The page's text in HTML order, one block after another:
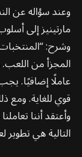
وعند سؤاله عن
مارتينيز إلى
وشرح:
المجزأ من
عاملًا إضافيًا.
قوي للغاية. ومع
وأعتقد أننا
التالية هي